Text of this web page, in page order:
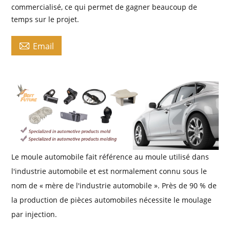
commercialisé, ce qui permet de gagner beaucoup de
temps sur le projet.
 Email
Le moule automobile fait référence au moule utilisé dans
l'industrie automobile et est normalement connu sous le
nom de « mère de l'industrie automobile ». Près de 90 % de
la production de pièces automobiles nécessite le moulage
par injection.